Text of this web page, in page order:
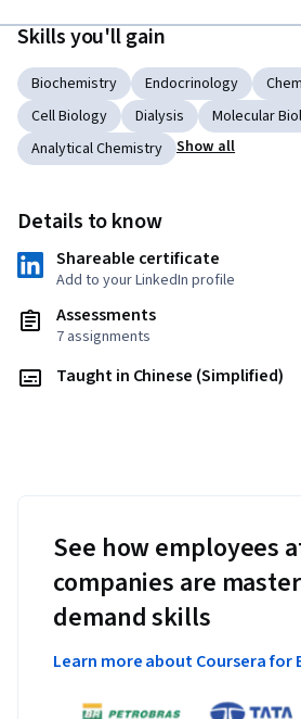
Skills you'll gain
Biochemistry Endocrinology
Cell Biology
Dialysis
Molecular
Analytical Chemistry
Show all
Details to know
Shareable certificate
Add to your LinkedIn profile
Assessments
7 assignments
Taught in Chinese (Simplified)
See how employees
companies are
demand skills
Learn more about Coursera for